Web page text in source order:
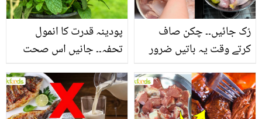
پودینہ قدرت کا انمول
تحفہ۔۔ جانیں اس صحت
انگیز طبی فوائد
رُک جائیں۔۔ چکن صاف
کرتے وقت یہ باتیں ضرور